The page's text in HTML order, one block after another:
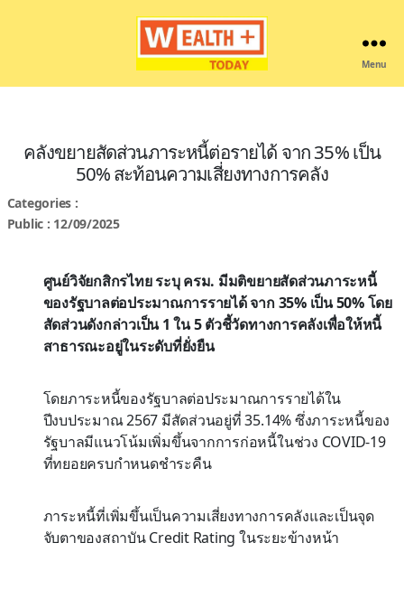
Menu
คลังขยายสัดส่วนภาระหนี้ต่อรายได้ จาก 35% เป็น
50% สะท้อนความเสี่ยงทางการคลัง
Categories :
Public : 12/09/2025
ศูนย์วิจัยกสิกรไทย ระบุ ครม. มีมติขยายสัดส่วนภาระหนี้
ของรัฐบาลต่อประมาณการรายได้ จาก 35% เป็น 50% โดย
สัดส่วนดังกล่าวเป็น 1 ใน 5 ตัวชี้วัดทางการคลังเพื่อให้หนี้
สาธารณะอยู่ในระดับที่ยั่งยืน
โดยภาระหนี้ของรัฐบาลต่อประมาณการรายได้ใน
ปีงบประมาณ 2567 มีสัดส่วนอยู่ที่ 35.14% ซึ่งภาระหนี้ของ
รัฐบาลมีแนวโน้มเพิ่มขึ้นจากการก่อหนี้ในช่วง COVID-19
ที่ทยอยครบกำหนดชำระคืน
ภาระหนี้ที่เพิ่มขึ้นเป็นความเสี่ยงทางการคลังและเป็นจุด
จับตาของสถาบัน Credit Rating ในระยะข้างหน้า